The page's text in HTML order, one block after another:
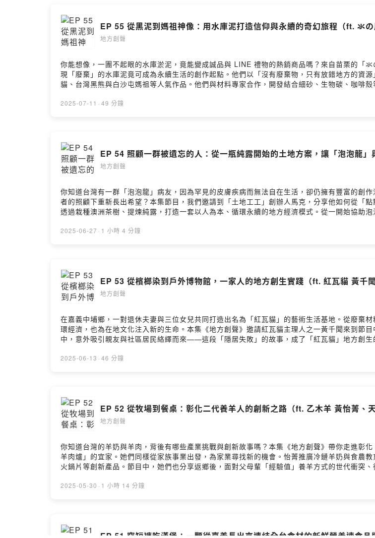
到：- 一罐辣椒醬如何解憂、打開創業之路？- 蛋殼變建材：從永續美學到社區合作如何實踐？
號，而是一家人共同生活的選擇。來賓介紹：李彥潁｜雷打石食品 創辦人主持人｜陳美伶（台
https://fpk.ail.mybluehost.me/Facebook ▶️ https://www.facebook.com/thunderstone.tw/
https://twrr.org.tw/zh-TWFacebook ▶️ https://www.facebook.com/twrrf留言告訴我你對這一
EP 55 從黑泥到媽祖神像：用水庫泥打造信仰與永續的奇幻旅程（ft. 氺の
地方創聲
你能想像，一團不起眼的水庫淤泥，竟能變成誠品與 LINE 禮物的熱銷商品嗎？來自苗栗的「
現「廢棄」的水庫泥竟可成為永續生活的創作起點。他們以「沒有廢棄物，只有放錯地方的資
貓、台灣黑熊與白沙屯媽祖等人氣作品。他們與材料專家合作，開發結合細砂、生物碳、咖啡
商業，也讓商業回應地方。從最初「黑黑醜醜」的失敗版本，到經過數十次實驗後的媽祖神像
https://www.facebook.com/p/%E6%B0%BA%E3%81%AE%E5%B0%BC-
locale=zh_TW🔹 台灣地方創生基金會官網 ▶️ https://twrr.org.tw/zh-TWFacebook ▶️ https://
https://open.firstory.me/user/clc79a7y106ic01zy7n588bq7/commentsPowered by
2025-07-11 · 49 分鐘
EP 54 照顧一群被遺忘的人：從一瓶純露開始的土地方案，讓「泡泡龍
地方創聲
你知道台灣有一群「泡泡龍」病友，因為罕見的皮膚疾病而無法自在生活，卻仍擁有豐富的創
者的照顧下重新長出希望？本集節目，我們邀請到「土地工工」創辦人馬克，分享他如何從「
透過栽種澳洲茶樹、提煉純露，打造一套以人為本、循環永續的地方經濟模式。從一開始協助
料，讓原本荒廢的土地重新展現生機。「土地工工」團隊將農作收成投入純露萃取與產品研發
阿嬤如何參與「一坪地」農作照護，找回自信與生命成就感？• 一場結合罕病、長照與農地活
孩子到社區的阿公阿嬤，每個人都在這裡找到自己的價值。🔹土地工工官網 ▶️ https://
台灣地方創生基金會官網 ▶️ https://twrr.org.tw/zh-TWFacebook ▶️ https://
https://open.firstory.me/user/clc79a7y106ic01zy7n588bq7/commentsPowered by
2025-06-27 · 1 小時 4 分鐘
EP 53 從檳榔染到戶外博物館，一家人的地方創生實踐（ft. 紅瓦貓 黃千聞
地方創聲
在嘉義中埔鄉，一對退休夫妻與三位女兒共同打造出名為「紅瓦貓」的藝術生活基地。從廢棄
環經濟，也為在地文化注入新的生命。本集《地方創聲》邀請紅瓦貓主理人之一黃千聞來到節
中，意外吸引親友與社區居民絡繹而來——這段「隱居失敗」的故事，成了「紅瓦貓」地方創
透過植物印染與藝術設計，轉化為具有高美感與商品潛力的布料與服飾。DIY 工作坊、導覽體
https://www.facebook.com/kawaraneko/🔹 台灣地方創生基金會官網 ▶️ https://
們，你對這一集的想法： https://open.firstory.me/user/clc79a7y106ic01zy7n588bq7/
2025-06-13 · 46 分鐘
EP 52 從牧場到餐桌：彰化二代養羊人的創新之路（ft. 乙木羊 黃怡菁、
地方創聲
你知道台灣的羊奶與羊肉，背後有哪些產業挑戰與創新故事嗎？本集《地方創聲》帶你走進彰
羊肉爐」的宜家。她們同樣從家族事業出發，為家業尋找新的機會。怡菁推廣冷鏈羊奶與食農
火鍋片等創新產品。節目中，她們也分享返鄉後，面對父母輩「經驗值」養羊方式的世代衝突
行動。透過他們的故事，我們看到：• 如何把「吃的東西」變成地方教育的起點；• 如何讓傳統
https://www.facebook.com/immugoat/官網 ▶️ https://www.immugoat.com/immugoat/
https://www.facebook.com/igoatyou/官網 ▶️ https://www.ohmygoat.com.tw/🔹 台灣地方
2025-05-30 · 1 小時 14 分鐘